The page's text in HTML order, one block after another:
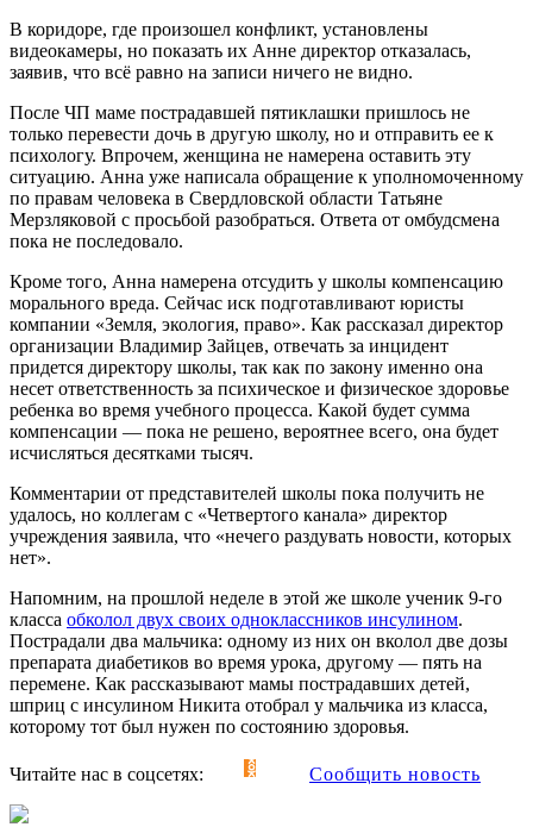
В коридоре, где произошел конфликт, установлены
видеокамеры, но показать их Анне директор отказалась,
заявив, что всё равно на записи ничего не видно.
После ЧП маме пострадавшей пятиклашки пришлось не
только перевести дочь в другую школу, но и отправить ее к
психологу. Впрочем, женщина не намерена оставить эту
ситуацию. Анна уже написала обращение к уполномоченному
по правам человека в Свердловской области Татьяне
Мерзляковой с просьбой разобраться. Ответа от омбудсмена
пока не последовало.
Кроме того, Анна намерена отсудить у школы компенсацию
морального вреда. Сейчас иск подготавливают юристы
компании «Земля, экология, право». Как рассказал директор
организации Владимир Зайцев, отвечать за инцидент
придется директору школы, так как по закону именно она
несет ответственность за психическое и физическое здоровье
ребенка во время учебного процесса. Какой будет сумма
компенсации — пока не решено, вероятнее всего, она будет
исчисляться десятками тысяч.
Комментарии от представителей школы пока получить не
удалось, но коллегам с «Четвертого канала» директор
учреждения заявила, что «нечего раздувать новости, которых
нет».
Напомним, на прошлой неделе в этой же школе ученик 9-го
класса обколол двух своих одноклассников инсулином.
Пострадали два мальчика: одному из них он вколол две дозы
препарата диабетиков во время урока, другому — пять на
перемене. Как рассказывают мамы пострадавших детей,
шприц с инсулином Никита отобрал у мальчика из класса,
которому тот был нужен по состоянию здоровья.
Читайте нас в соцсетях: Сообщить новость